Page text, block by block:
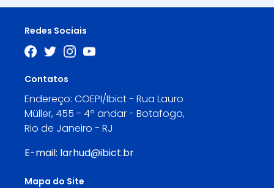
Redes Sociais
Contatos
Endereço: COEPI/Ibict - Rua Lauro
Müller, 455 - 4º andar - Botafogo,
Rio de Janeiro - RJ
E-mail: larhud@ibict.br
Mapa do Site